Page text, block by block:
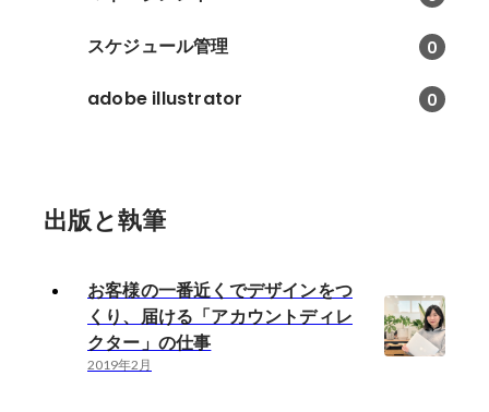
スケジュール管理 0
adobe illustrator 0
出版と執筆
お客様の一番近くでデザインをつ
くり、届ける「アカウントディレ
クター」の仕事
2019年2月